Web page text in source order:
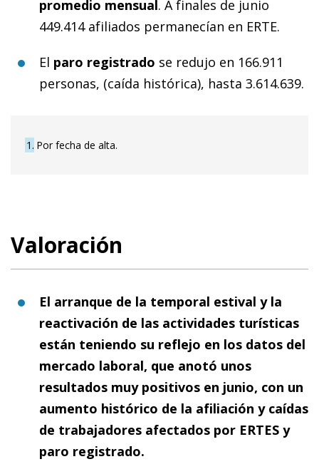
promedio mensual. A finales de junio
449.414 afiliados permanecían en ERTE.
El paro registrado se redujo en 166.911
personas, (caída histórica), hasta 3.614.639.
1 Por fecha de alta.
Valoración
El arranque de la temporal estival y la
reactivación de las actividades turísticas
están teniendo su reflejo en los datos del
mercado laboral, que anotó unos
resultados muy positivos en junio, con un
aumento histórico de la afiliación y caídas
de trabajadores afectados por ERTES y
paro registrado.